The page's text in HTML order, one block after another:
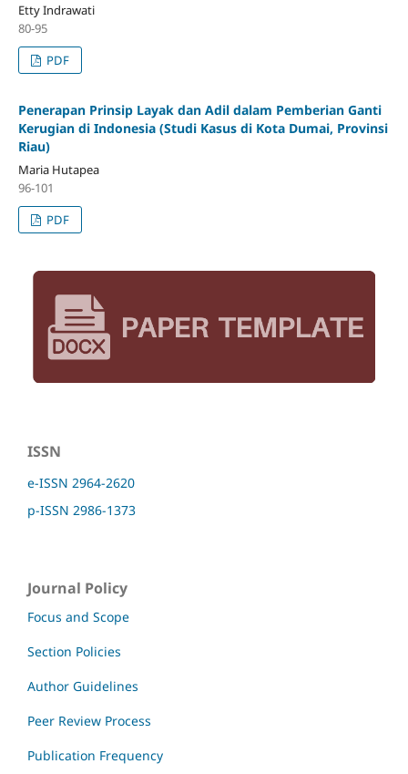
Etty Indrawati
80-95
PDF
Penerapan Prinsip Layak dan Adil dalam Pemberian Ganti
Kerugian di Indonesia (Studi Kasus di Kota Dumai, Provinsi
Riau)
Maria Hutapea
96-101
PDF
ISSN
e-ISSN 2964-2620
p-ISSN 2986-1373
Journal Policy
Focus and Scope
Section Policies
Author Guidelines
Peer Review Process
Publication Frequency